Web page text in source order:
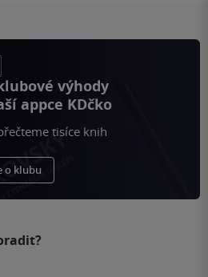
výhody
appce KDčko
tisíce knih
o klubu